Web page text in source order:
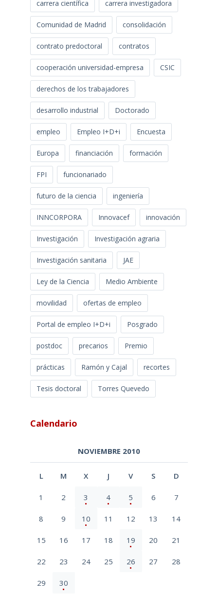
carrera científica carrera investigadora
Comunidad de Madrid consolidación
contrato predoctoral contratos
cooperación universidad-empresa CSIC
derechos de los trabajadores
desarrollo industrial Doctorado
empleo Empleo I+D+i Encuesta
Europa financiación formación
FPI funcionariado
futuro de la ciencia ingeniería
INNCORPORA Innovacef innovación
Investigación Investigación agraria
Investigación sanitaria JAE
Ley de la Ciencia Medio Ambiente
movilidad ofertas de empleo
Portal de empleo I+D+i Posgrado
postdoc precarios Premio
prácticas Ramón y Cajal recortes
Tesis doctoral Torres Quevedo
Calendario
NOVIEMBRE 2010
L M X J V S D
1 2 3 4 5 6 7
8 9 10 11 12 13 14
15 16 17 18 19 20 21
22 23 24 25 26 27 28
29 30